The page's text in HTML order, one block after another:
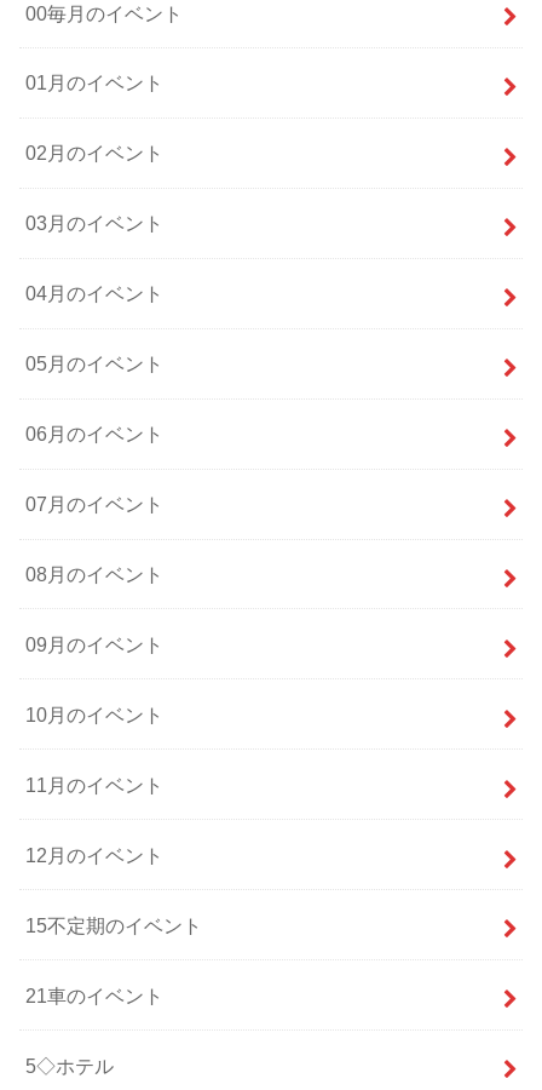
00毎月のイベント
01月のイベント
02月のイベント
03月のイベント
04月のイベント
05月のイベント
06月のイベント
07月のイベント
08月のイベント
09月のイベント
10月のイベント
11月のイベント
12月のイベント
15不定期のイベント
21車のイベント
5◇ホテル